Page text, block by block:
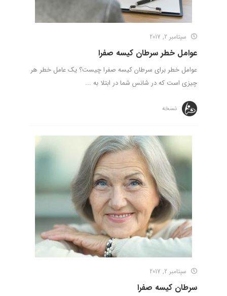
سپتامبر 2, 2017
عوامل خطر سرطان کیسه صفرا
عوامل خطر برای سرطان کیسه صفرا چیست؟ یک عامل خطر هر
چیزی است که در شانس شما در ابتلا به ...
نسخه
سپتامبر 2, 2017
سرطان کیسه صفرا